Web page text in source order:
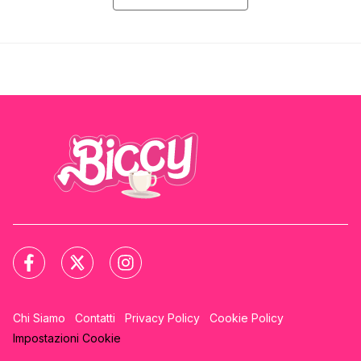
Chi Siamo Contatti Privacy Policy
Cookie Policy
Impostazioni Cookie